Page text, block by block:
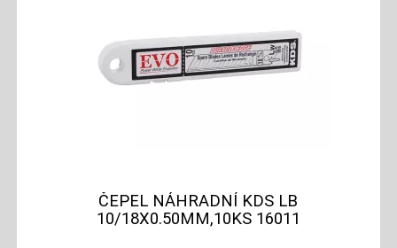
ČEPEL NÁHRADNÍ KDS LB
10/18X0.50MM,10KS 16011